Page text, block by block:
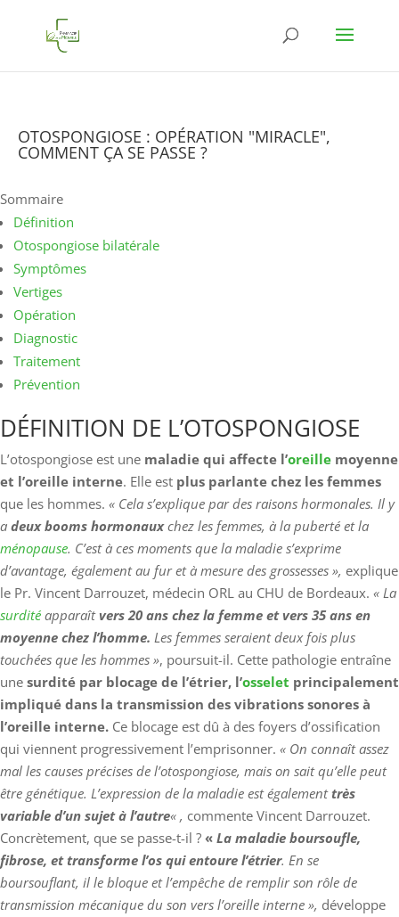
OTOSPONGIOSE : OPÉRATION "MIRACLE",
COMMENT ÇA SE PASSE ?
Sommaire
Définition
Otospongiose bilatérale
Symptômes
Vertiges
Opération
Diagnostic
Traitement
Prévention
DÉFINITION DE L’OTOSPONGIOSE
L’otospongiose est une maladie qui affecte l’oreille moyenne
et l’oreille interne. Elle est plus parlante chez les femmes
que les hommes. « Cela s’explique par des raisons hormonales. Il y
a deux booms hormonauxchez les femmes, à la puberté et la
ménopause. C’est à ces moments que la maladie s’exprime
d’avantage, également au fur et à mesure des grossesses », explique
le Pr. Vincent Darrouzet, médecin ORL au CHU de Bordeaux. « La
surdité apparaîtvers 20 ans chez la femme et vers 35 ans en
moyenne chez l’homme. Les femmes seraient deux fois plus
touchées que les hommes », poursuit-il. Cette pathologie entraîne
une surdité par blocage de l’étrier, l’osselet principalement
impliqué dans la transmission des vibrations sonores à
l’oreille interne. Ce blocage est dû à des foyers d’ossification
qui viennent progressivement l’emprisonner. « On connaît assez
mal les causes précises de l’otospongiose, mais on sait qu’elle peut
être génétique. L’expression de la maladie est égalementtrès
variable d’un sujet à l’autre« , commente Vincent Darrouzet.
Concrètement, que se passe-t-il ? « La maladie boursoufle,
fibrose, et transforme l’os qui entoure l’étrier. En se
boursouflant, il le bloque et l’empêche de remplir son rôle de
transmission mécanique du son vers l’oreille interne », développe